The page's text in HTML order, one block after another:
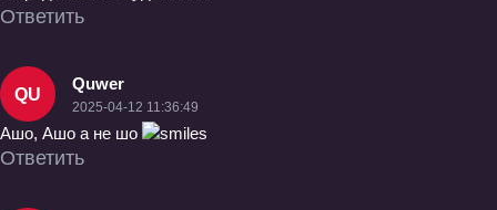
Ответить
QU
Quwer
2025-04-12 11:36:49
Ашо, Ашо а не шо
Ответить